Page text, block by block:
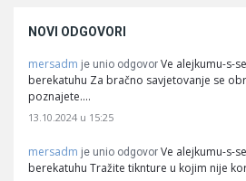
NOVI ODGOVORI
mersadm je unio odgovor Ve alejkumu-s-
berekatuhu Za bračno savjetovanje se
poznajete.…
13.10.2024 u 15:25
mersadm je unio odgovor Ve alejkumu-s-
berekatuhu Tražite tiknture u kojim nije